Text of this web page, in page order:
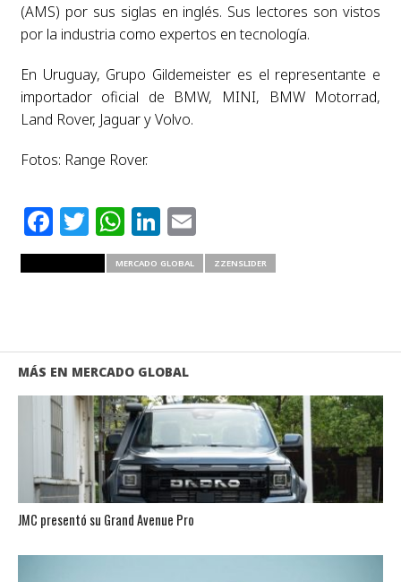
(AMS) por sus siglas en inglés. Sus lectores son vistos
por la industria como expertos en tecnología.
En Uruguay, Grupo Gildemeister es el representante e
importador oficial de BMW, MINI, BMW Motorrad,
Land Rover, Jaguar y Volvo.
Fotos: Range Rover.
Facebook
Twitter
WhatsApp
LinkedIn
Email
MERCADO GLOBAL ZZENSLIDER
MÁS EN MERCADO GLOBAL
JMC presentó su Grand Avenue Pro